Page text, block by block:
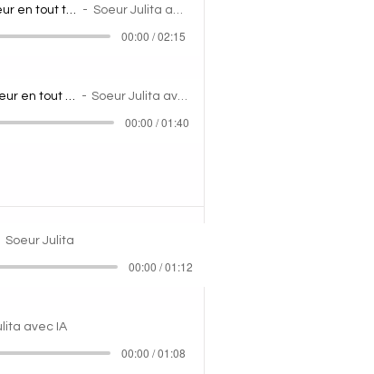
Je bénirai le Seigneur en tout temps, (1) Soeur Julita avec IA
00:00 / 02:15
Je bénirai le Seigneur en tout temps, Soeur Julita avec IA
00:00 / 01:40
Soeur Julita
00:00 / 01:12
avec IA
00:00 / 01:08